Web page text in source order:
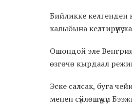
Бийликке
калыбына
Ошондой эле
өзгөчө кырдаал
Эске салсак, буга
менен сүйлөшүү үчүн